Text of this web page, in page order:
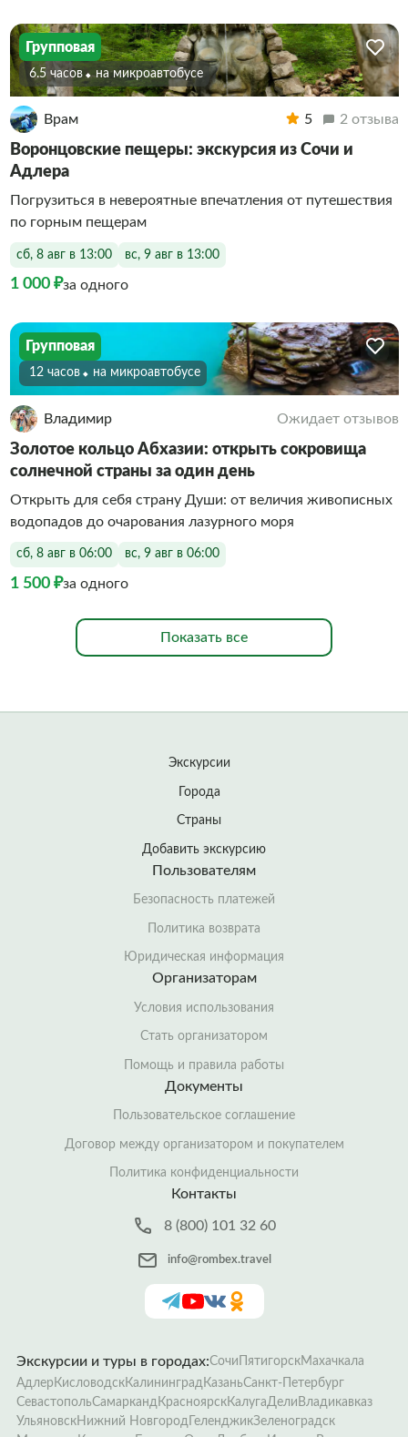
Групповая
6.5 часов На микроавтобусе
Врам 5 2 отзыва
Воронцовские пещеры: экскурсия из Сочи и
Адлера
Погрузиться в невероятные впечатления от путешествия
по горным пещерам
сб, 8 авг в 13:00 вс, 9 авг в 13:00
1 000 ₽за одного
Групповая
12 часов На микроавтобусе
Владимир Ожидает отзывов
Золотое кольцо Абхазии: открыть сокровища
солнечной страны за один день
Открыть для себя страну Души: от величия живописных
водопадов до очарования лазурного моря
сб, 8 авг в 06:00 вс, 9 авг в 06:00
1 500 ₽за одного
Показать все
Экскурсии
Города
Страны
Добавить экскурсию
Пользователям
Безопасность платежей
Политика возврата
Юридическая информация
Организаторам
Условия использования
Стать организатором
Помощь и правила работы
Документы
Пользовательское соглашение
Договор между организатором и покупателем
Политика конфиденциальности
Контакты
8 (800) 101 32 60
info@rombex.travel
Экскурсии и туры в городах:Сочи ПятигорскМахачкала
Адлер КисловодскКалининград КазаньСанкт-Петербург
СевастопольСамарканд КрасноярскКалугаДели Владикавказ
УльяновскНижний Новгород ГеленджикЗеленоградск